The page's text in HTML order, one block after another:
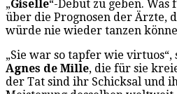
„Giselle“-Debüt zu geben.
über die Prognosen der Ärzte,
würde nie wieder tanzen
„Sie war so tapfer wie
Agnes de Mille, die für sie
der Tat sind ihr Schicksal und